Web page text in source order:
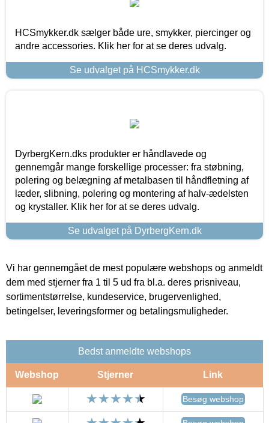
HCSmykker.dk sælger både ure, smykker, piercinger og
andre accessories. Klik her for at se deres udvalg.
Se udvalget på HCSmykker.dk
DyrbergKern.dks produkter er håndlavede og
gennemgår mange forskellige processer: fra støbning,
polering og belægning af metalbasen til håndfletning af
læder, slibning, polering og montering af halv-ædelsten
og krystaller. Klik her for at se deres udvalg.
Se udvalget på DyrbergKern.dk
Vi har gennemgået de mest populære webshops og anmeldt
dem med stjerner fra 1 til 5 ud fra bl.a. deres prisniveau,
sortimentstørrelse, kundeservice, brugervenlighed,
betingelser, leveringsformer og betalingsmuligheder.
Bedst anmeldte webshops
Webshop Stjerner Link
Besøg webshop